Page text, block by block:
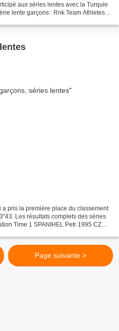
aux séries lentes avec la Turquie
lente garçons : Rnk Team Athletes
a pris la première place du classement
Les résultats complets des séries
Time 1 SPANIHEL Petr 1995 CZE
Page suivante >